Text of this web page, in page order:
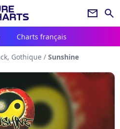
newsletter search
Charts français
Gothique / Sunshine